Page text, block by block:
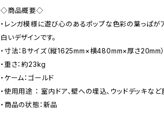
◇商品概要◇
・レンガ模様に遊び心のあるポップな色彩の葉っぱが
白いデザインです。
・寸法：Bサイズ（縦1625mm×横480mm×厚さ20mm
・重さ：約23kg
・ケーム：ゴールド
・使用用途 ： 室内ドア、壁への埋込、ウッドデッキなど
・商品の状態：新品